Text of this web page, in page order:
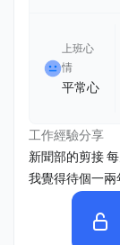
上班心
情
平常心
工作經驗分享
新聞部的剪接
我覺得待個一兩